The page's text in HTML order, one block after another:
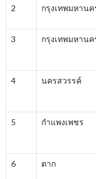
2 กรุงเทพมหานค
3 กรุงเทพมหานค
4 นครสวรรค์
5 กำแพงเพชร
6 ตาก